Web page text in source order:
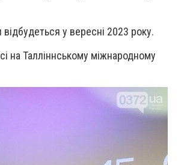
у вересні 2023 року.
на Талліннському міжнародному